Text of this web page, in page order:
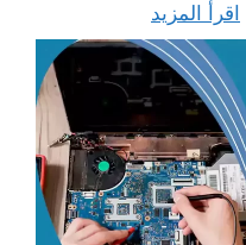
اقرأ المزيد